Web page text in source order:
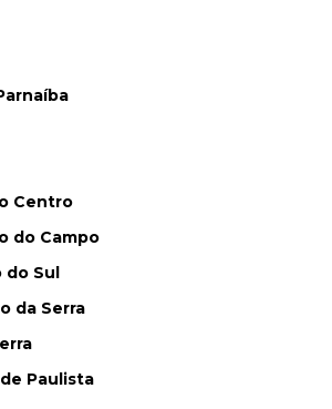
Centro
do Campo
do Sul
da Serra
Paulista